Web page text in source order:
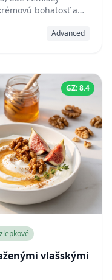
bohatosť a
Advanced
GZ: 8.4
vlašskými